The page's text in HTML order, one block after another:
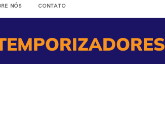
NÓS CONTATO